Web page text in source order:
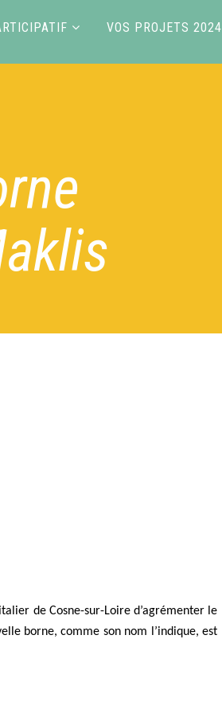
VOS PROJETS 2024
de Cosne-sur-Loire d’agrémenter le
borne, comme son nom l’indique, est